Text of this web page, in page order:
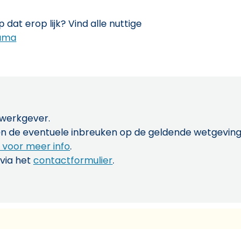
erop lijk? Vind alle nuttige
de eventuele inbreuken op de geldende
voor meer info.
het contactformulier.